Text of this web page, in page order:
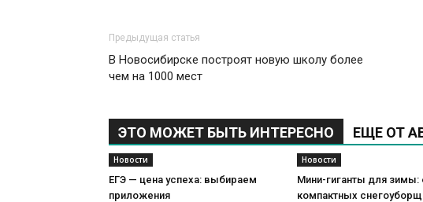
Предыдущая статья
В Новосибирске построят новую школу более
чем на 1000 мест
ЭТО МОЖЕТ БЫТЬ ИНТЕРЕСНО ЕЩЕ ОТ
Новости
ЕГЭ — цена успеха: выбираем
приложения
Новости
Мини-гиганты для зимы:
компактных